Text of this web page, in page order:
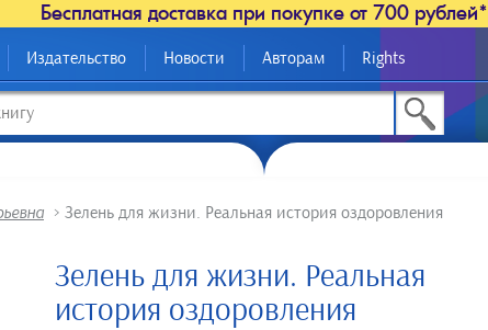
Бесплатная доставка при покупке от 700 рублей*
Издательство Новости Авторам Rights
> Зелень для жизни. Реальная история оздоровления
Зелень для жизни. Реальная
история оздоровления